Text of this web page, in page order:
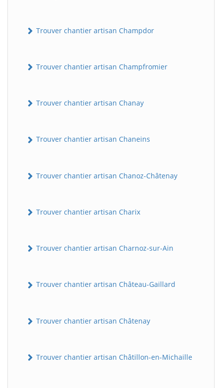
Trouver chantier artisan Champdor
Trouver chantier artisan Champfromier
Trouver chantier artisan Chanay
Trouver chantier artisan Chaneins
Trouver chantier artisan Chanoz-Châtenay
Trouver chantier artisan Charix
Trouver chantier artisan Charnoz-sur-Ain
Trouver chantier artisan Château-Gaillard
Trouver chantier artisan Châtenay
Trouver chantier artisan Châtillon-en-Michaille